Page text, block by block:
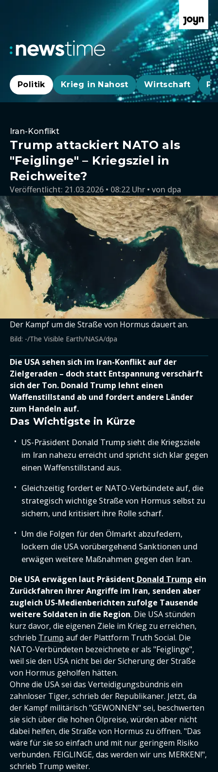
Politik Krieg in Nahost Wirtschaft
Iran-Konflikt
Trump attackiert NATO als
"Feiglinge" – Kriegsziel in
Reichweite?
Veröffentlicht: 21.03.2026 • 08:22 Uhr von dpa
Der Kampf um die Straße von Hormus dauert an.
Bild: -/The Visible Earth/NASA/dpa
Die USA sehen sich im Iran-Konflikt auf der
Zielgeraden – doch statt Entspannung verschärft
sich der Ton. Donald Trump lehnt einen
Waffenstillstand ab und fordert andere Länder
zum Handeln auf.
Das Wichtigste in Kürze
US-Präsident Donald Trump sieht die Kriegsziele
im Iran nahezu erreicht und spricht sich klar gegen
einen Waffenstillstand aus.
Gleichzeitig fordert er NATO-Verbündete auf, die
strategisch wichtige Straße von Hormus selbst zu
sichern, und kritisiert ihre Rolle scharf.
Um die Folgen für den Ölmarkt abzufedern,
lockern die USA vorübergehend Sanktionen und
erwägen weitere Maßnahmen gegen den Iran.
Die USA erwägen laut Präsident Donald Trump ein
Zurückfahren ihrer Angriffe im Iran, senden aber
zugleich US-Medienberichten zufolge Tausende
weitere Soldaten in die Region. Die USA stünden
kurz davor, die eigenen Ziele im Krieg zu erreichen,
schrieb Trump auf der Plattform Truth Social. Die
NATO-Verbündeten bezeichnete er als "Feiglinge",
weil sie den USA nicht bei der Sicherung der Straße
von Hormus geholfen hätten.
Ohne die USA sei das Verteidigungsbündnis ein
zahnloser Tiger, schrieb der Republikaner. Jetzt, da
der Kampf militärisch "GEWONNEN" sei, beschwerten
sie sich über die hohen Ölpreise, würden aber nicht
dabei helfen, die Straße von Hormus zu öffnen. "Das
wäre für sie so einfach und mit nur geringem Risiko
verbunden. FEIGLINGE, das werden wir uns MERKEN!",
schrieb Trump weiter.